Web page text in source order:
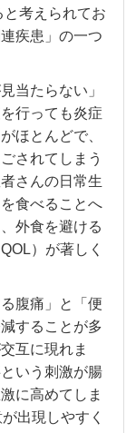
考えられてお
疾患」の一つ
当たらない」
行っても炎症
ほとんどで、
されてしまう
さんの日常生
食べることへ
外食を避ける
）が著しく
腹痛」と「便
することが多
互に現れま
いう刺激が腸
に高めてしま
出現しやすく